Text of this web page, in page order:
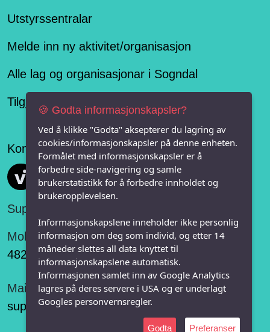
Utstyrssentralar
Melde inn ny aktivitet/organisasjon
Alle lag og organisasjonar i Sogndal
Tilgjengelegheitserklæring
Konseptet er levert av
Vi FRITID
Support:
Mobil:
482 75 848
Mail:
support@vifritid.no
🍪 Godta informasjonskapsler?
Ved å klikke "Godta" aksepterer du lagring av
cookies/informasjonskapsler på denne enheten.
Formålet med informasjonskapsler er å
forbedre side-navigering og samle
brukerstatistikk for å forbedre innholdet og
brukeropplevelsen.
Informasjonskapslene inneholder ikke personlig
informasjon om deg som individ, og etter 14
måneder slettes all data knyttet til
informasjonskapslene automatisk.
Informasjonen samlet inn av Google Analytics
lagres på deres servere i USA og er underlagt
Googles personvernsregler.
Godta Preferanser